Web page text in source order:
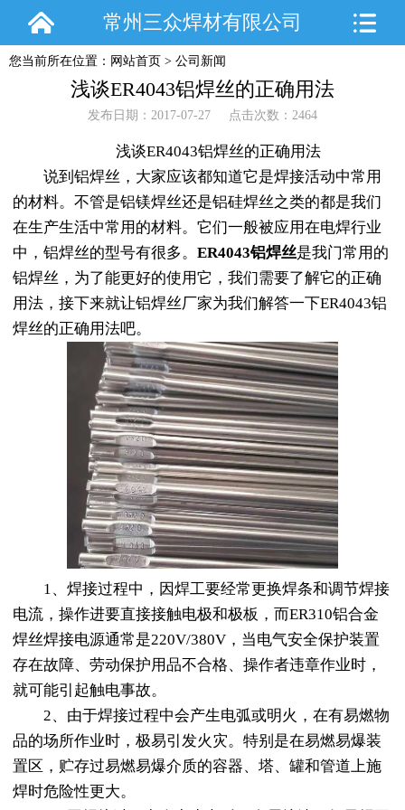
常州三众焊材有限公司
您当前所在位置： 网站首页 > 公司新闻
浅谈ER4043铝焊丝的正确用法
发布日期：2017-07-27 点击次数：2464
浅谈ER4043铝焊丝的正确用法
说到铝焊丝，大家应该都知道它是焊接活动中常用
的材料。不管是铝镁焊丝还是铝硅焊丝之类的都是我们
在生产生活中常用的材料。它们一般被应用在电焊行业
中，铝焊丝的型号有很多。 ER4043铝焊丝是我门常用的
铝焊丝，为了能更好的使用它，我们需要了解它的正确
用法，接下来就让铝焊丝厂家为我们解答一下ER4043铝
焊丝的正确用法吧。
1、焊接过程中，因焊工要经常更换焊条和调节焊接
电流，操作进要直接接触电极和极板，而ER310铝合金
焊丝焊接电源通常是220V/380V，当电气安全保护装置
存在故障、劳动保护用品不合格、操作者违章作业时，
就可能引起触电事故。
2、由于焊接过程中会产生电弧或明火，在有易燃物
品的场所作业时，极易引发火灾。特别是在易燃易爆装
置区，贮存过易燃易爆介质的容器、塔、罐和管道上施
焊时危险性更大。